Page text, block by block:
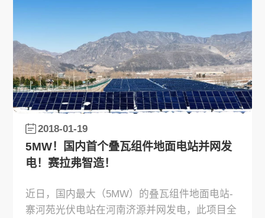
2018-01-19
5MW！国内首个叠瓦组件地面电站并网发
电！赛拉弗智造！
近日，国内最大（5MW）的叠瓦组件地面电站-
寨河苑光伏电站在河南济源并网发电，此项目全